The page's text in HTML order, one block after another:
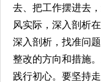
去、把工作摆进去
风实际，深入剖析
深入剖析，找准问
整改的方向和措施
践行初心。要坚持